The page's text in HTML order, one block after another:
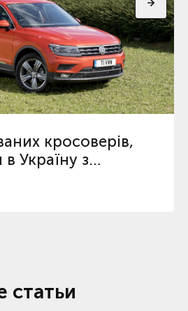
кросоверів,
в Україну з
статьи